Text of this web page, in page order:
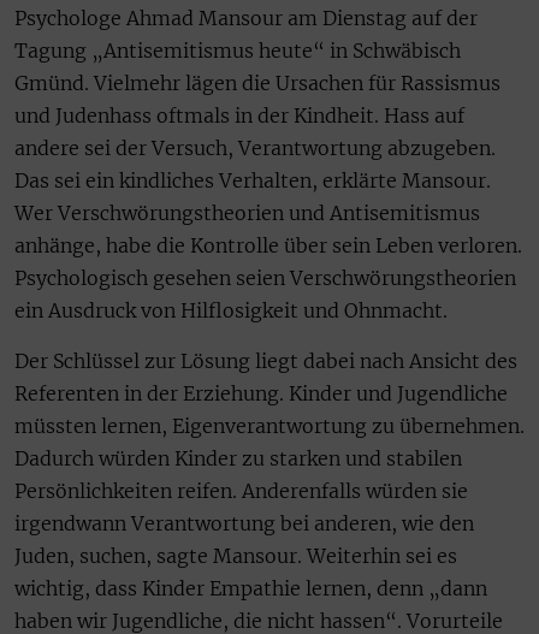
Psychologe Ahmad Mansour am Dienstag auf der
Tagung „Antisemitismus heute“ in Schwäbisch
Gmünd. Vielmehr lägen die Ursachen für Rassismus
und Judenhass oftmals in der Kindheit. Hass auf
andere sei der Versuch, Verantwortung abzugeben.
Das sei ein kindliches Verhalten, erklärte Mansour.
Wer Verschwörungstheorien und Antisemitismus
anhänge, habe die Kontrolle über sein Leben verloren.
Psychologisch gesehen seien Verschwörungstheorien
ein Ausdruck von Hilflosigkeit und Ohnmacht.
Der Schlüssel zur Lösung liegt dabei nach Ansicht des
Referenten in der Erziehung. Kinder und Jugendliche
müssten lernen, Eigenverantwortung zu übernehmen.
Dadurch würden Kinder zu starken und stabilen
Persönlichkeiten reifen. Anderenfalls würden sie
irgendwann Verantwortung bei anderen, wie den
Juden, suchen, sagte Mansour. Weiterhin sei es
wichtig, dass Kinder Empathie lernen, denn „dann
haben wir Jugendliche, die nicht hassen“. Vorurteile